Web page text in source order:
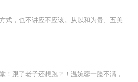
【内容简介】连音的任务从来都是护住那些不服气的任务目标，没限手段方式，也不讲应不应该。从以和为贵、五美四讲三热爱的进步青年到“社会我连姐、人美路子野”，好像也不是一条太长的路嘛。【作者/主播简介】作者：青罗浅衣，网络小说作家。主播：璇瑾冉...
内容简介：覃炀最近发现自家平日不爱吭声的小娘子念头不正，邪得没名堂！跟了老子还想跑？！温婉蓉一脸不满，她忍够他张扬又鬼畜的性格。再说他不喜欢她，管她去哪。他不让她走，她偏要走。...